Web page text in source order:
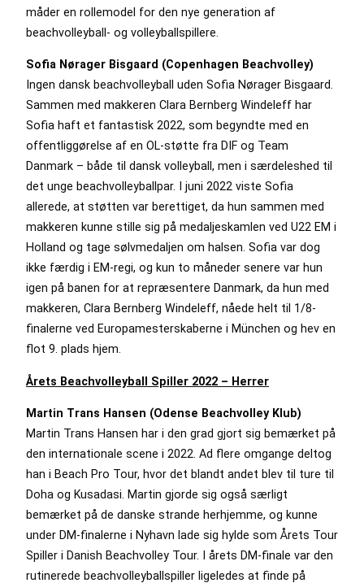
måder en rollemodel for den nye generation af
beachvolleyball- og volleyballspillere.
Sofia Nørager Bisgaard (Copenhagen Beachvolley)
Ingen dansk beachvolleyball uden Sofia Nørager Bisgaard.
Sammen med makkeren Clara Bernberg Windeleff har
Sofia haft et fantastisk 2022, som begyndte med en
offentliggørelse af en OL-støtte fra DIF og Team
Danmark – både til dansk volleyball, men i særdeleshed til
det unge beachvolleyballpar. I juni 2022 viste Sofia
allerede, at støtten var berettiget, da hun sammen med
makkeren kunne stille sig på medaljeskamlen ved U22 EM i
Holland og tage sølvmedaljen om halsen. Sofia var dog
ikke færdig i EM-regi, og kun to måneder senere var hun
igen på banen for at repræsentere Danmark, da hun med
makkeren, Clara Bernberg Windeleff, nåede helt til 1/8-
finalerne ved Europamesterskaberne i München og hev en
flot 9. plads hjem.
Årets Beachvolleyball Spiller 2022 – Herrer
Martin Trans Hansen (Odense Beachvolley Klub)
Martin Trans Hansen har i den grad gjort sig bemærket på
den internationale scene i 2022. Ad flere omgange deltog
han i Beach Pro Tour, hvor det blandt andet blev til ture til
Doha og Kusadasi. Martin gjorde sig også særligt
bemærket på de danske strande herhjemme, og kunne
under DM-finalerne i Nyhavn lade sig hylde som Årets Tour
Spiller i Danish Beachvolley Tour. I årets DM-finale var den
rutinerede beachvolleyballspiller ligeledes at finde på